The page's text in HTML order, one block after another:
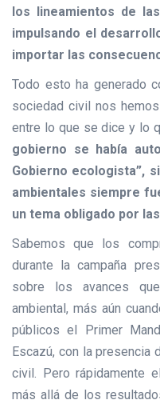
los lineamientos de
impulsando el
importar las
Todo esto ha generado
sociedad civil nos
entre lo que se dice y lo
gobierno se había
Gobierno ecologista”,
ambientales siempre
un tema obligado por
Sabemos que los
durante la campaña
sobre los avances
ambiental, más aún
públicos el Primer
Escazú, con la presencia
civil. Pero rápidamente
más allá de los